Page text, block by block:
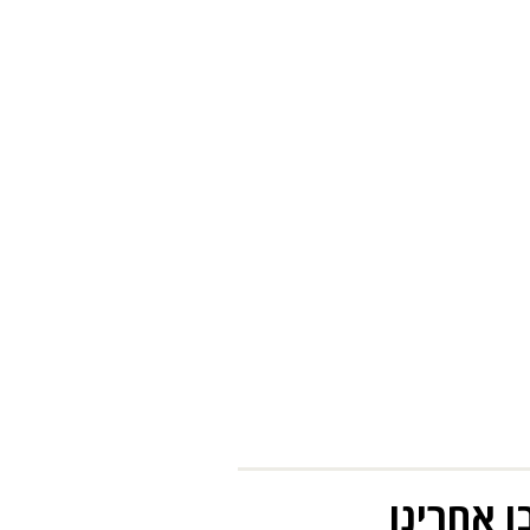
אחרינו